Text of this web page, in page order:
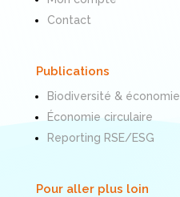
Contact
Publications
Biodiversité & économie
Économie circulaire
Reporting RSE/ESG
Pour aller plus loin